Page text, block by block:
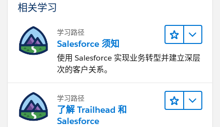
相关学习
学习路径
Salesforce 须知
使用 Salesforce 实现业务转型并建立深层
次的客户关系。
学习路径
了解 Trailhead 和
Salesforce